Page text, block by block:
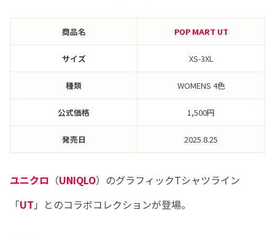
商品名 POP MART UT
サイズ XS-3XL
種類 WOMENS 4色
公式価格 1,500円
発売日 2025.8.25
ユニクロ （UNIQLO）のグラフィックTシャツライン
「UT 」とのコラボコレクションが登場。